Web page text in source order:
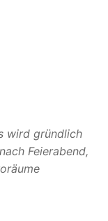
wird gründlich
Feierabend,